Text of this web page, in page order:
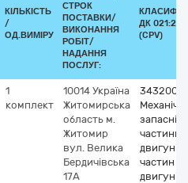
КІЛЬКІСТЬ
/
ОД.ВИМІРУ
СТРОК
ПОСТАВКИ/
ВИКОНАННЯ
РОБІТ/
НАДАННЯ
ПОСЛУГ:
ДК
(CPV)
1
комплект
10014 Україна
Житомирська
область м.
Житомир
вул. Велика
Бердичівська
17А
Механічні
запасні
частини,
двигунів і
частин
двигунів